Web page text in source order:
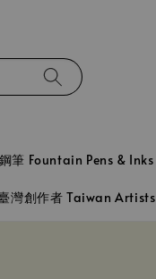
鋼筆 Fountain Pens & Inks
灣創作者 Taiwan Artists